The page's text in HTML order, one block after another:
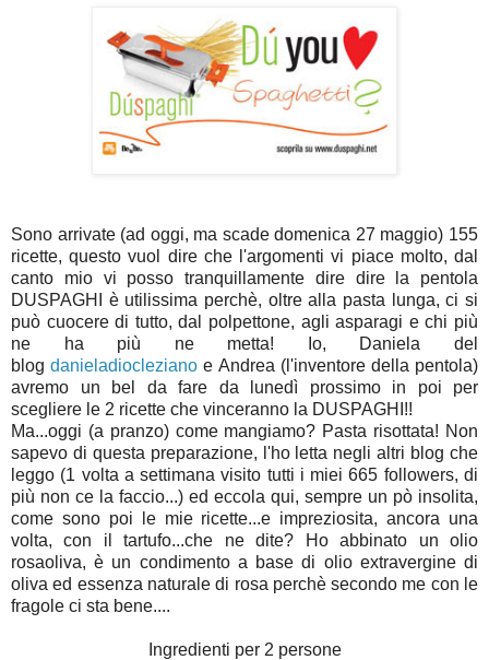
Sono arrivate (ad oggi, ma scade domenica 27 maggio) 155
ricette, questo vuol dire che l'argomenti vi piace molto, dal
canto mio vi posso tranquillamente dire dire la pentola
DUSPAGHI è utilissima perchè, oltre alla pasta lunga, ci si
può cuocere di tutto, dal polpettone, agli asparagi e chi più
ne ha più ne metta! Io, Daniela del
blogdanieladiocleziano e Andrea (l'inventore della pentola)
avremo un bel da fare da lunedì prossimo in poi per
scegliere le 2 ricette che vinceranno la DUSPAGHI!!
Ma...oggi (a pranzo) come mangiamo? Pasta risottata! Non
sapevo di questa preparazione, l'ho letta negli altri blog che
leggo (1 volta a settimana visito tutti i miei 665 followers, di
più non ce la faccio...) ed eccola qui, sempre un pò insolita,
come sono poi le mie ricette...e impreziosita, ancora una
volta, con il tartufo...che ne dite? Ho abbinato un olio
rosaoliva, è un condimento a base di olio extravergine di
oliva ed essenza naturale di rosa perchè secondo me con le
fragole ci sta bene....
Ingredienti per 2 persone